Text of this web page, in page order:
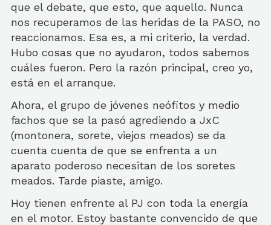
que el debate, que esto, que aquello. Nunca
nos recuperamos de las heridas de la PASO, no
reaccionamos. Esa es, a mi criterio, la verdad.
Hubo cosas que no ayudaron, todos sabemos
cuáles fueron. Pero la razón principal, creo yo,
está en el arranque.
Ahora, el grupo de jóvenes neófitos y medio
fachos que se la pasó agrediendo a JxC
(montonera, sorete, viejos meados) se da
cuenta cuenta de que se enfrenta a un
aparato poderoso necesitan de los soretes
meados. Tarde piaste, amigo.
Hoy tienen enfrente al PJ con toda la energía
en el motor. Estoy bastante convencido de que